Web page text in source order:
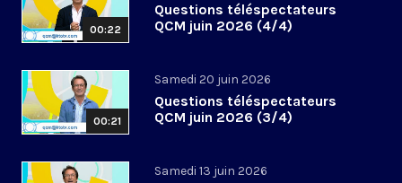
00:22
Questions téléspectateurs
QCM juin 2026 (4/4)
00:21
Samedi 20 juin 2026
Questions téléspectateurs
QCM juin 2026 (3/4)
Samedi 13 juin 2026